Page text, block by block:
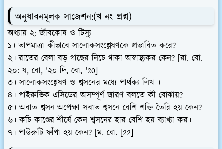
অনুধাবনমূলক সাজেশন:(খ নং প্রশ্ন)
অধ্যায় ২: জীবকোষ ও টিস্যু
১। তাপমাত্রা কীভাবে সালোকসংশ্লেষণকে প্রভাবিত করে?
২। রাতের বেলা বড় গাছের নিচে থাকা অস্বাস্থ্যকর কেন? [রা. বো.
২০: য, বো, '২০ দি, বো, '20]
৩। সালোকসংশ্লেষণ ও শ্বসনের মধ্যে পার্থক্য লিখ ।
৪। পাইরুভিক এসিডের অসম্পূর্ণ জারণ বলতে কী বোঝায়?
৫। অবাত শ্বসন অপেক্ষা সবাত শ্বসনে বেশি শক্তি তৈরি হয় কেন?
৬। কচি কাণ্ডের শীর্ষে কেন শ্বসনের হার বেশি হয় ব্যাখ্যা কর।
৭। পাউরুটি ফাঁপা হয় কেন? [ম. বো. [22]